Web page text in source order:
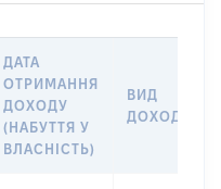
ДАТА
ОТРИМАННЯ
ДОХОДУ
(НАБУТТЯ У
ВЛАСНІСТЬ)
ВИД
ДОХОДУ